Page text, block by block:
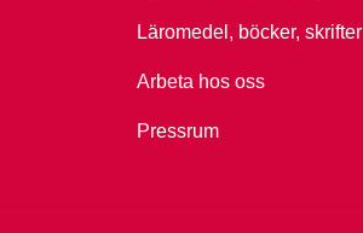
Läromedel, böcker, skrifter
Arbeta hos oss
Pressrum